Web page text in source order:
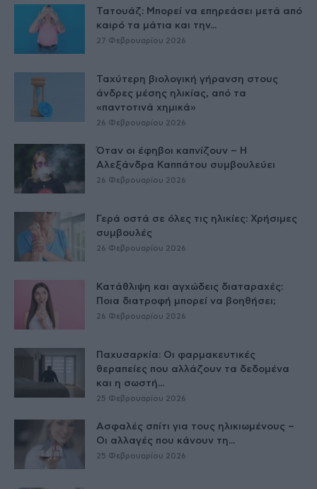
Τατουάζ: Μπορεί να επηρεάσει μετά από
καιρό τα μάτια και την...
27 Φεβρουαρίου 2026
Ταχύτερη βιολογική γήρανση στους
άνδρες μέσης ηλικίας, από τα
«παντοτινά χημικά»
26 Φεβρουαρίου 2026
Όταν οι έφηβοι καπνίζουν – Η
Αλεξάνδρα Καππάτου συμβουλεύει
26 Φεβρουαρίου 2026
Γερά οστά σε όλες τις ηλικίες: Χρήσιμες
συμβουλές
26 Φεβρουαρίου 2026
Κατάθλιψη και αγχώδεις διαταραχές:
Ποια διατροφή μπορεί να βοηθήσει;
26 Φεβρουαρίου 2026
Παχυσαρκία: Οι φαρμακευτικές
θεραπείες που αλλάζουν τα δεδομένα
και η σωστή...
25 Φεβρουαρίου 2026
Ασφαλές σπίτι για τους ηλικιωμένους –
Οι αλλαγές που κάνουν τη...
25 Φεβρουαρίου 2026